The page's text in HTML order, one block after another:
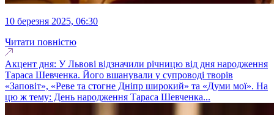
10 березня 2025, 06:30
Читати повністю
Акцент дня: У Львові відзначили річницю від дня народження
Тараса Шевченка. Його вшанували у супроводі творів
«Заповіт», «Реве та стогне Дніпр широкий» та «Думи мої». На
цю ж тему: День народження Тараса Шевченка...